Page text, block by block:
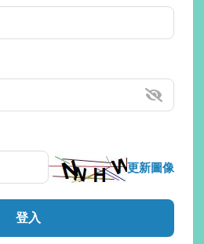
更新圖像
登入